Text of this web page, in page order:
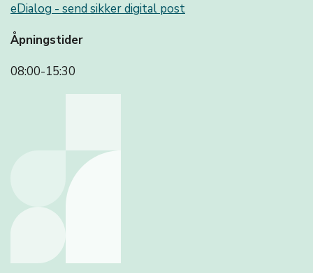
eDialog - send sikker digital post
Åpningstider
08:00-15:30